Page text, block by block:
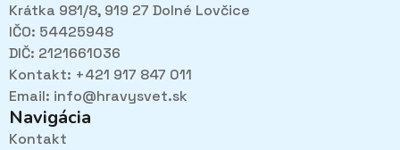
Krátka 981/8, 919 27 Dolné Lovčice
IČO: 54425948
DIČ: 2121661036
Kontakt: +421 917 847 011
Email: info@hravysvet.sk
Navigácia
Kontakt